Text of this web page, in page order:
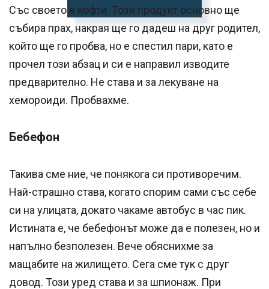
Със своето е кофти. Този продукт основно ще
събира прах, накрая ще го дадеш на друг родител,
който ще го пробва, но е спестил пари, като е
прочел този абзац и си е направил изводите
предварително. Не става и за лекуване на
хемороиди. Пробвахме.
Бебефон
Такива сме ние, че понякога си противоречим.
Най-страшно става, когато спорим сами със себе
си на улицата, докато чакаме автобус в час пик.
Истината е, че бебефонът може да е полезен, но и
напълно безполезен. Вече обяснихме за
мащабите на жилището. Сега сме тук с друг
довод. Този уред става и за шпионаж. При